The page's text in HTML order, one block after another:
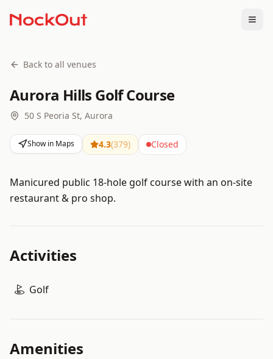
Back to all venues
Aurora Hills Golf Course
50 S Peoria St, Aurora
Show in Maps 4.3(379) Closed
Manicured public 18-hole golf course with an on-site
restaurant & pro shop.
Activities
Golf
Amenities